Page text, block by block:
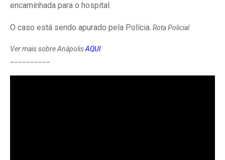
encaminhada para o hospital.
O caso está sendo apurado pela Polícia. Rota Policial
Ver mais sobre AnápolisAQUI